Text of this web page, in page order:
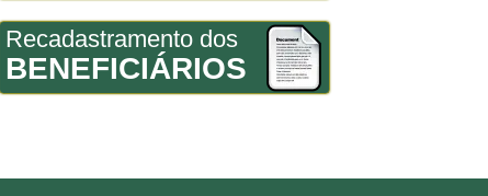
Recadastramento dos
BENEFICIÁRIOS